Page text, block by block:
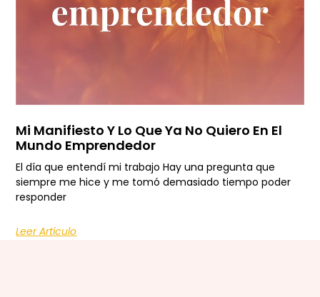
Mi Manifiesto Y Lo Que Ya No Quiero En El
Mundo Emprendedor
El día que entendí mi trabajo Hay una pregunta que
siempre me hice y me tomó demasiado tiempo poder
responder
Leer Artículo